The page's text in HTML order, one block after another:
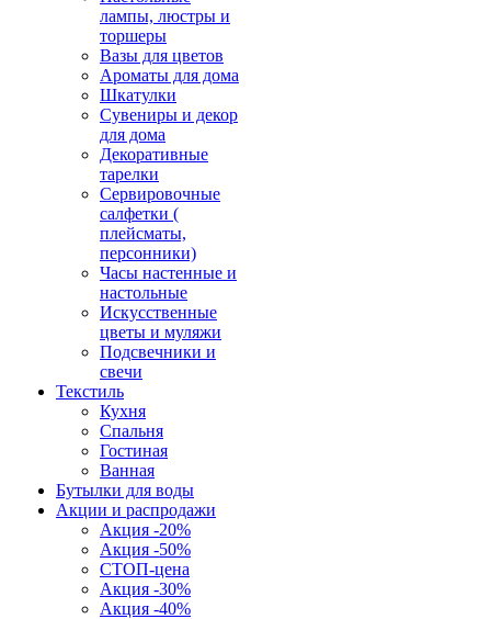
лампы, люстры и
торшеры
Вазы для цветов
Ароматы для дома
Шкатулки
Сувениры и декор
для дома
Декоративные
тарелки
Сервировочные
салфетки (
плейсматы,
персонники)
Часы настенные и
настольные
Искусственные
цветы и муляжи
Подсвечники и
свечи
Текстиль
Кухня
Спальня
Гостиная
Ванная
Бутылки для воды
Акции и распродажи
Акция -20%
Акция -50%
СТОП-цена
Акция -30%
Акция -40%